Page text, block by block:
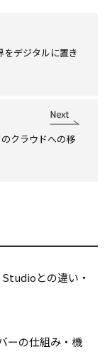
デジタルに置き
クラウドへの移
との違い・
ーの仕組み・機